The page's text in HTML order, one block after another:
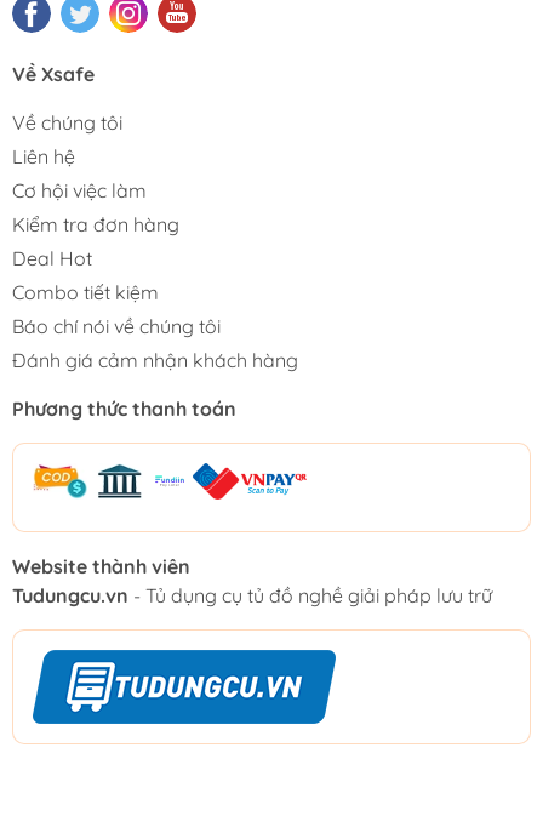
Về Xsafe
Về chúng tôi
Liên hệ
Cơ hội việc làm
Kiểm tra đơn hàng
Deal Hot
Combo tiết kiệm
Báo chí nói về chúng tôi
Đánh giá cảm nhận khách hàng
Phương thức thanh toán
Website thành viên
Tudungcu.vn - Tủ dụng cụ tủ đồ nghề giải pháp lưu trữ